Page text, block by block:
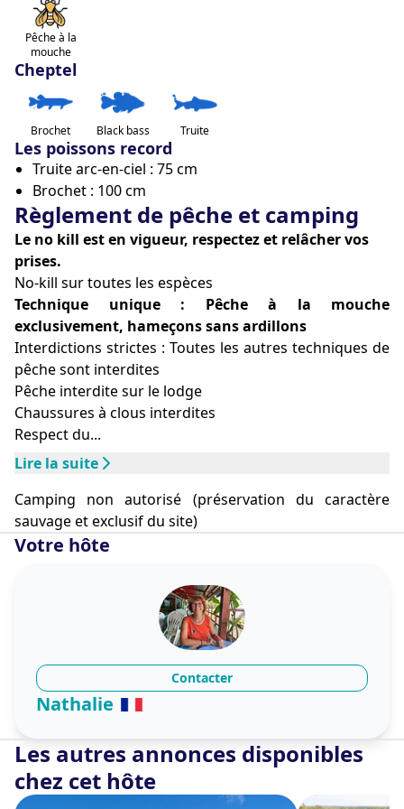
Nuitées minimum : 1
Arrivée : 16:00 / Départ : 11:00
Possibilité de profiter du lac avant 16h et après 11h
sur demande en fonction des réservations
Lac de 3,5 hectares aux eaux cristallines, alimenté par
des résurgences souterraines. Espèces: truites arc-en-
ciel et fario, saumons de fontaine, brochets, black-
bass. Pression de pêche volontairement réduite pour
préserver la qualité de pêche. Pêche exclusivement à la
mouche. Spécificité hivernale : Le brochet se recherche
également à la mouche uniquement entre octobre et
avril et seulement une fois par mois.
Votre hôte
Nathalie a conçu ce projet comme un manifeste du
tourisme durable. Passionnée par la préservation des
milieux aquatiques, elle a mis en œuvre des solutions
technologiques innovantes (barge de phytoépuration,
autonomie solaire) pour offrir un séjour où le confort
ne se fait jamais au détriment de la nature. Son
voyageurs en quête d'authenticité et de calme.
Pêche à la
mouche
Cheptel
Brochet Black bass Truite
Les poissons record
Truite arc-en-ciel : 75 cm
Brochet : 100 cm
Règlement de pêche et camping
Le no kill est en vigueur, respectez et relâcher vos
prises.
No-kill sur toutes les espèces
Technique unique : Pêche à la mouche
exclusivement, hameçons sans ardillons
Interdictions strictes : Toutes les autres techniques de
pêche sont interdites
Pêche interdite sur le lodge
Chaussures à clous interdites
Respect du...
Lire la suite
Camping non autorisé (préservation du caractère
sauvage et exclusif du site)
Votre hôte
Contacter
Nathalie
Les autres annonces disponibles
chez cet hôte